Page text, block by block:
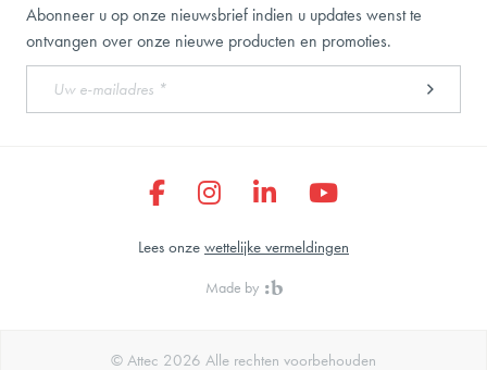
Abonneer u op onze nieuwsbrief indien u updates wenst te
ontvangen over onze nieuwe producten en promoties.
Made by
© Attec 2026 Alle rechten voorbehouden
Lees onze wettelijke vermeldingen